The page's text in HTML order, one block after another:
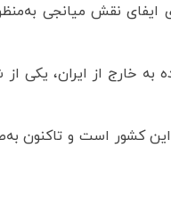
ایفای نقش میانجی
خارج از ایران، یکی از
کشور است و تاکنون